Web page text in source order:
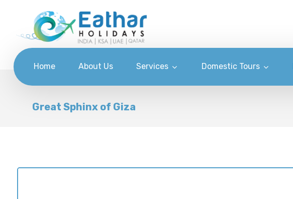
Home About Us Services Domestic Tours
Great Sphinx of Giza